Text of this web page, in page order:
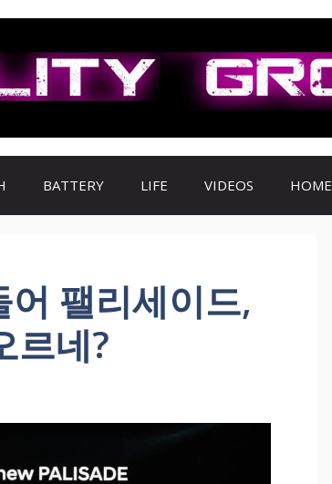
BATTERY LIFE VIDEOS HOME
팰리세이드,
르네?